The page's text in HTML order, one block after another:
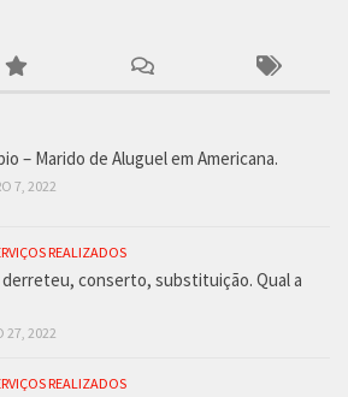
– Marido de Aluguel em Americana.
7, 2022
REALIZADOS
derreteu, conserto, substituição. Qual a
27, 2022
REALIZADOS